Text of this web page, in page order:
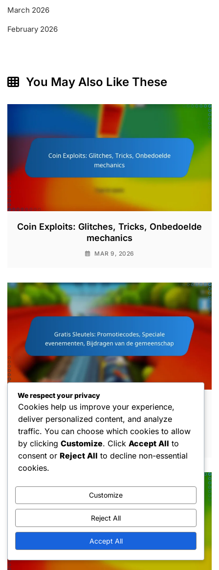
March 2026
February 2026
You May Also Like These
Coin Exploits: Glitches, Tricks, Onbedoelde
mechanics
MAR 9, 2026
Gratis Sleutels: Promotiecodes, Speciale
evenementen, Bijdragen van de
gemeenschap
MAR 5, 2026
We respect your privacy
Cookies help us improve your experience,
deliver personalized content, and analyze
traffic. You can choose which cookies to allow
by clicking Customize. Click Accept All to
consent or Reject All to decline non-essential
cookies.
Customize
Reject All
Accept All